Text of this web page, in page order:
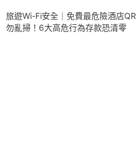
旅遊Wi-Fi安全｜免費最危險酒店QR
勿亂掃！6大高危行為存款恐清零